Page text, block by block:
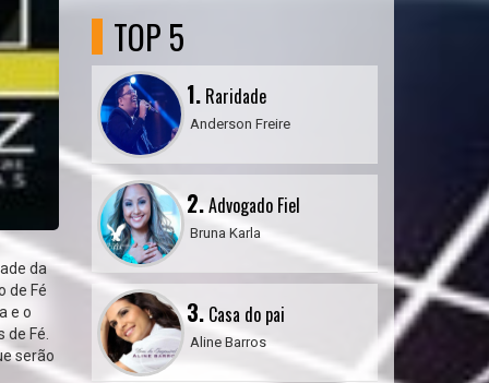
da
de Fé
e o
de Fé.
serão
TOP 5
1.Raridade
Anderson Freire
2.Advogado Fiel
Bruna Karla
3.Casa do pai
Aline Barros